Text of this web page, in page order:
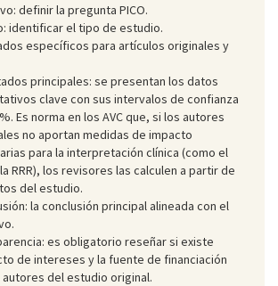
definir la pregunta PICO.
identificar el tipo de estudio.
específicos para artículos originales y
principales: se presentan los datos
clave con sus intervalos de confianza
Es norma en los AVC que, si los autores
no aportan medidas de impacto
para la interpretación clínica (como el
la RRR), los revisores las calculen a partir de
del estudio.
la conclusión principal alineada con el
es obligatorio reseñar si existe
de intereses y la fuente de financiación
del estudio original.